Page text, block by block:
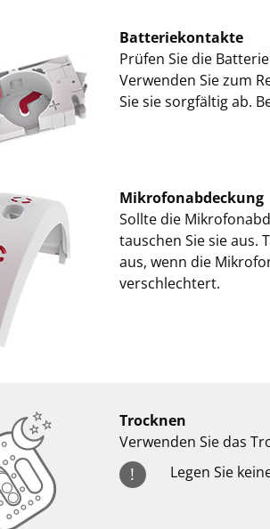
Batteriekontakte
Prüfen Sie die
Verwenden Sie zum
Sie sie sorgfältig ab.
Mikrofonabdeckung
Sollte die
tauschen Sie sie aus.
aus, wenn die
verschlechtert.
Trocknen
Verwenden Sie das
! Legen Sie